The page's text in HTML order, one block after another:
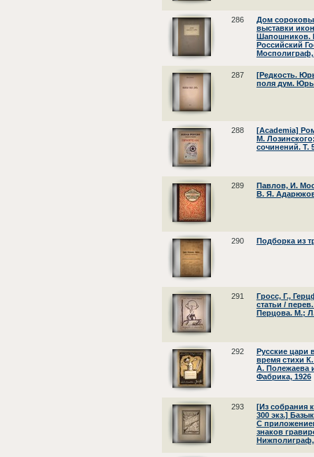
286
Дом
выставки
Шапошников.
Российский
Мосполиграф,
287
[Редкость.
поля дум.
288
[Academia]
М.
сочинений. Т.
289
Павлов, И.
В. Я.
290 Подборка из
291
Гросс, Г.,
статьи /
Перцова. М.;
292
Русские цари
время стихи
А. Полежаева
Фабрика, 1926
293
[Из собрания
300 экз.]
С
знаков
Нижполиграф,